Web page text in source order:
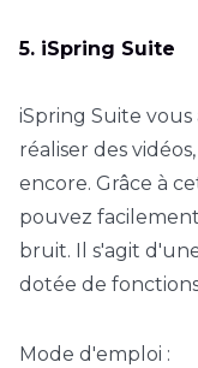
5. iSpring Suite
iSpring Suite vous
réaliser des
encore. Grâce à
pouvez
bruit. Il s'agit
dotée de
Mode d'emploi :